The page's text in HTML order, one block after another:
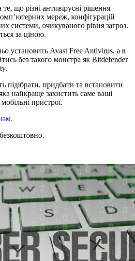
що різні антивірусні рішення
мереж, конфігурацій
системи, очикуваного рівня загроз.
за ціною.
установить Avast Free Antivirus, а в
без такого монстра як Bitdefender
підібрати, придбати та встановити
найкраще захистить саме ваші
пристрої.